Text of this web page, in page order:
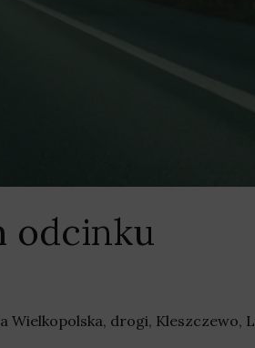
odcinku
Wielkopolska, drogi, Kleszczewo,